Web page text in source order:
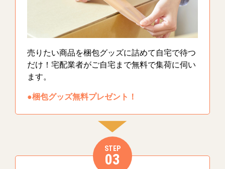
売りたい商品を梱包グッズに詰めて自宅で待つ
だけ！宅配業者がご自宅まで無料で集荷に伺い
ます。
●梱包グッズ無料プレゼント！
STEP
03